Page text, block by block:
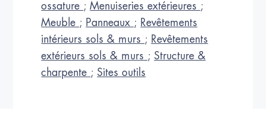
ossature ;Menuiseries extérieures ;
Meuble ; Panneaux ; Revêtements
intérieurs sols & murs ; Revêtements
extérieurs sols & murs ; Structure &
charpente ; Sites outils